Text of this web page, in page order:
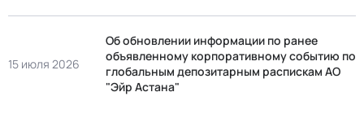
15 июля 2026
Об обновлении информации по ранее
объявленному корпоративному событию по
глобальным депозитарным распискам АО
"Эйр Астана"